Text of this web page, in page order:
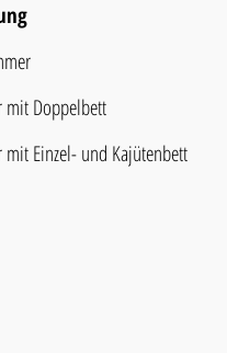
mit Doppelbett
mit Einzel- und Kajütenbett